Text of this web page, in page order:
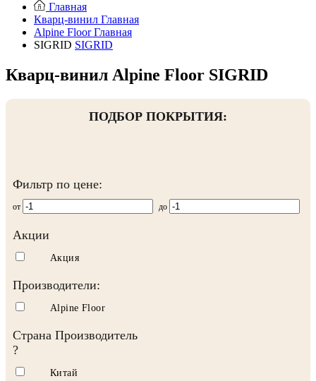
Главная
Кварц-винил Главная
Alpine FloorГлавная
SIGRID SIGRID
Кварц-винил Alpine Floor SIGRID
ПОДБОР ПОКРЫТИЯ:
Фильтр по цене:
от до
Акции
Акция
Производители:
Alpine Floor
Страна Производитель
?
Китай